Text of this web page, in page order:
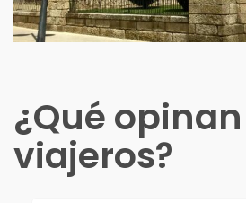
¿Qué
viajeros?